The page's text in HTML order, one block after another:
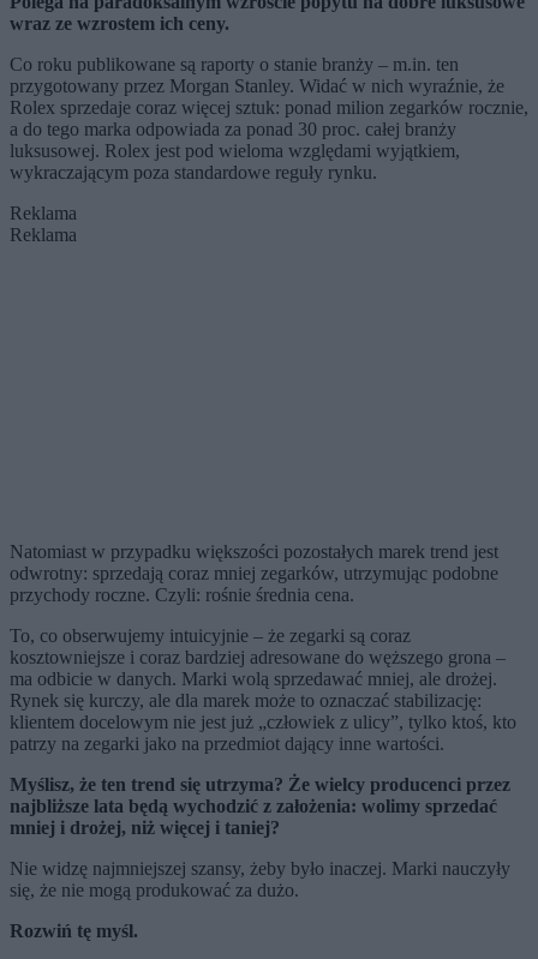
wraz ze wzrostem ich ceny.
Co roku publikowane są raporty o stanie branży – m.in. ten
przygotowany przez Morgan Stanley. Widać w nich wyraźnie, że
Rolex sprzedaje coraz więcej sztuk: ponad milion zegarków rocznie,
a do tego marka odpowiada za ponad 30 proc. całej branży
luksusowej. Rolex jest pod wieloma względami wyjątkiem,
wykraczającym poza standardowe reguły rynku.
Reklama
Reklama
Natomiast w przypadku większości pozostałych marek trend jest
odwrotny: sprzedają coraz mniej zegarków, utrzymując podobne
przychody roczne. Czyli: rośnie średnia cena.
To, co obserwujemy intuicyjnie – że zegarki są coraz
kosztowniejsze i coraz bardziej adresowane do węższego grona –
ma odbicie w danych. Marki wolą sprzedawać mniej, ale drożej.
Rynek się kurczy, ale dla marek może to oznaczać stabilizację:
klientem docelowym nie jest już „człowiek z ulicy”, tylko ktoś, kto
patrzy na zegarki jako na przedmiot dający inne wartości.
Myślisz, że ten trend się utrzyma? Że wielcy producenci przez
najbliższe lata będą wychodzić z założenia: wolimy sprzedać
mniej i drożej, niż więcej i taniej?
Nie widzę najmniejszej szansy, żeby było inaczej. Marki nauczyły
się, że nie mogą produkować za dużo.
Rozwiń tę myśl.